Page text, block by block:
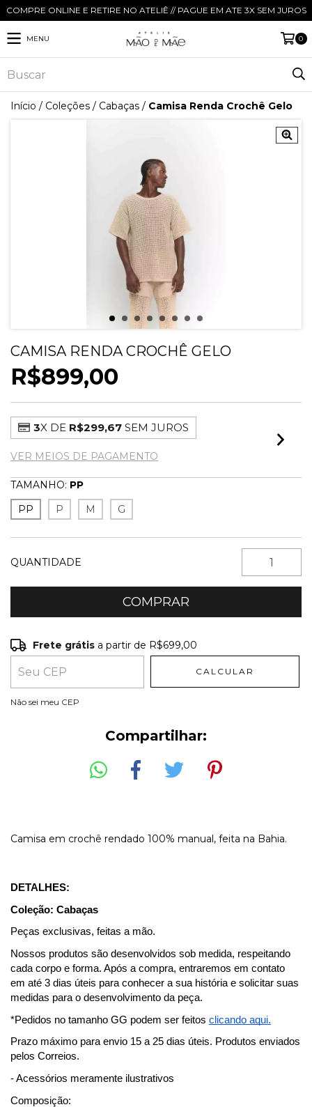
COMPRE ONLINE E RETIRE NO ATELIÊ // PAGUE EM ATE 3X SEM JUROS
MENU 0
Início / Coleções / Cabaças / Camisa Renda Crochê Gelo
CAMISA RENDA CROCHÊ GELO
R$899,00
3X DE R$299,67SEM JUROS
VER MEIOS DE PAGAMENTO
TAMANHO: PP
PP
P M G
QUANTIDADE
Frete grátis R$699,00
Entregas para o CEP:
Frete grátis a partir de R$699,00
CALCULAR
Não sei meu CEP
Compartilhar:
Camisa em crochê rendado 100% manual, feita na Bahia.
DETALHES:
Coleção: Cabaças
Peças exclusivas, feitas a mão.
Nossos produtos são desenvolvidos sob medida, respeitando
cada corpo e forma. Após a compra, entraremos em contato
em até 3 dias úteis para conhecer a sua história e solicitar suas
medidas para o desenvolvimento da peça.
*Pedidos no tamanho GG podem ser feitos clicando aqui.
Prazo máximo para envio 15 a 25 dias úteis. Produtos enviados
pelos Correios.
- Acessórios meramente ilustrativos
Composição: